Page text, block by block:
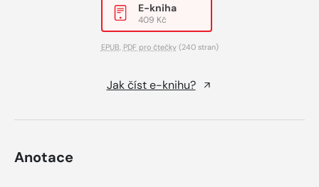
E-kniha
409 Kč
EPUB PDF pro čtečky(240 stran)
Jak číst e-knihu?
Anotace